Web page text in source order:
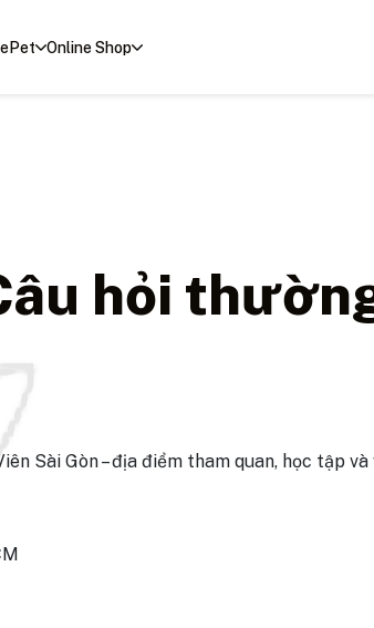
Online Shop
hỏi
Sài Gòn – địa điểm tham quan, học tập